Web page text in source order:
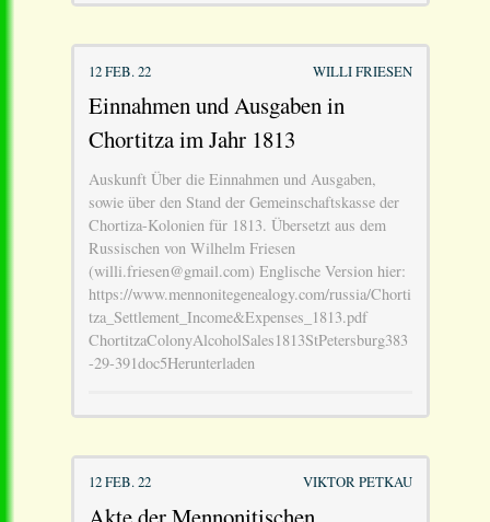
12 FEB. 22 WILLI FRIESEN
Einnahmen und Ausgaben in
Chortitza im Jahr 1813
Auskunft Über die Einnahmen und Ausgaben,
sowie über den Stand der Gemeinschaftskasse der
Chortiza-Kolonien für 1813. Übersetzt aus dem
Russischen von Wilhelm Friesen
(willi.friesen@gmail.com) Englische Version hier:
https://www.mennonitegenealogy.com/russia/Chorti
tza_Settlement_Income&Expenses_1813.pdf
ChortitzaColonyAlcoholSales1813StPetersburg383
-29-391doc5Herunterladen
12 FEB. 22 VIKTOR PETKAU